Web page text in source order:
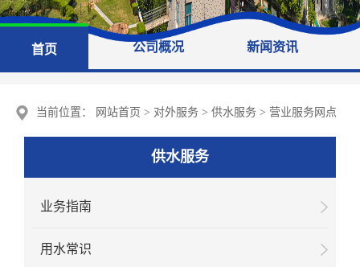
首页 公司概况 新闻资讯
当前位置： 网站首页 > 对外服务 > 供水服务 > 营业服务网点
供水服务
业务指南
用水常识